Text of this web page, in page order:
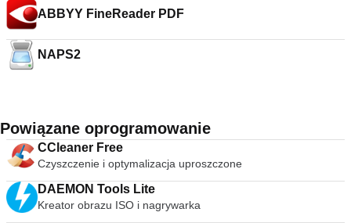
ABBYY FineReader PDF
NAPS2
Powiązane oprogramowanie
CCleaner Free
Czyszczenie i optymalizacja uproszczone
DAEMON Tools Lite
Kreator obrazu ISO i nagrywarka